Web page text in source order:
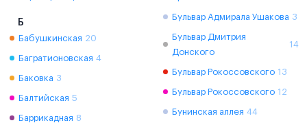
Б
Бабушкинская 20
Багратионовская 4
Баковка 3
Балтийская 5
Баррикадная 8
Бульвар Адмирала Ушакова 3
Бульвар Дмитрия
Донского
14
Бульвар Рокоссовского 13
Бульвар Рокоссовского 12
Бунинская аллея 44